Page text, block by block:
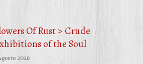
Of Rust > Crude
of the Soul
2026